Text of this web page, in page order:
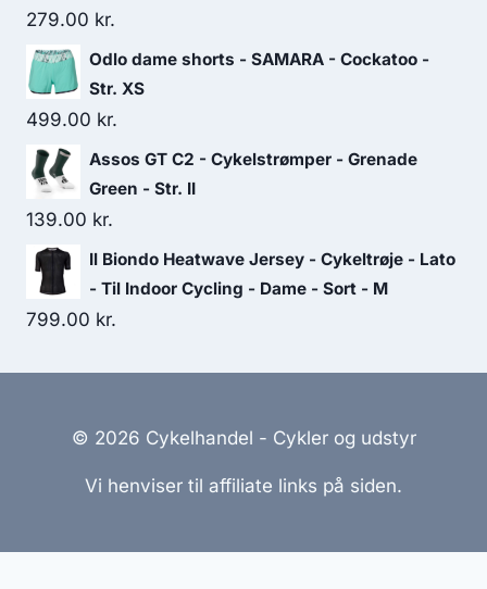
279.00 kr.
Odlo dame shorts - SAMARA - Cockatoo -
Str. XS
499.00 kr.
Assos GT C2 - Cykelstrømper - Grenade
Green - Str. II
139.00 kr.
Il Biondo Heatwave Jersey - Cykeltrøje - Lato
- Til Indoor Cycling - Dame - Sort - M
799.00 kr.
© 2026 Cykelhandel - Cykler og udstyr
Vi henviser til affiliate links på siden.